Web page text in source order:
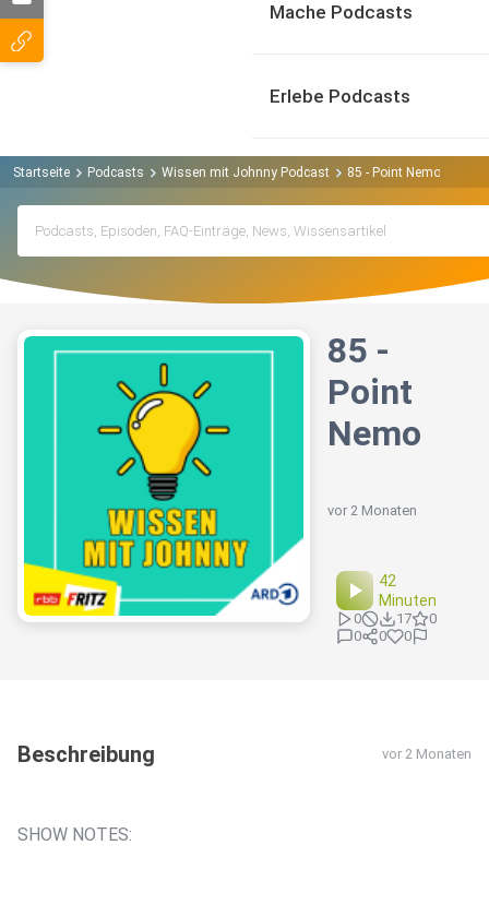
Mache Podcasts
Erlebe Podcasts
Startseite Podcasts Wissen mit Johnny Podcast 85 - Point Nemo
85 -
Point
Nemo
vor 2 Monaten
42
Minuten
0 17
0
0
0 0
Beschreibung vor 2 Monaten
SHOW NOTES: